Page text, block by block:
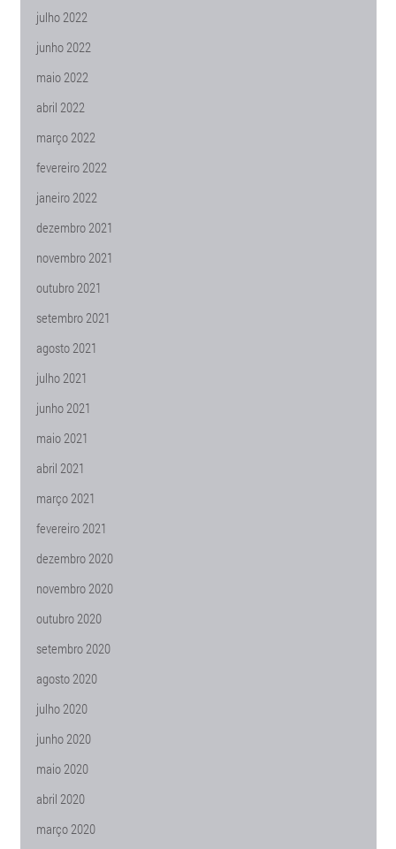
julho 2022
junho 2022
maio 2022
abril 2022
março 2022
fevereiro 2022
janeiro 2022
dezembro 2021
novembro 2021
outubro 2021
setembro 2021
agosto 2021
julho 2021
junho 2021
maio 2021
abril 2021
março 2021
fevereiro 2021
dezembro 2020
novembro 2020
outubro 2020
setembro 2020
agosto 2020
julho 2020
junho 2020
maio 2020
abril 2020
março 2020